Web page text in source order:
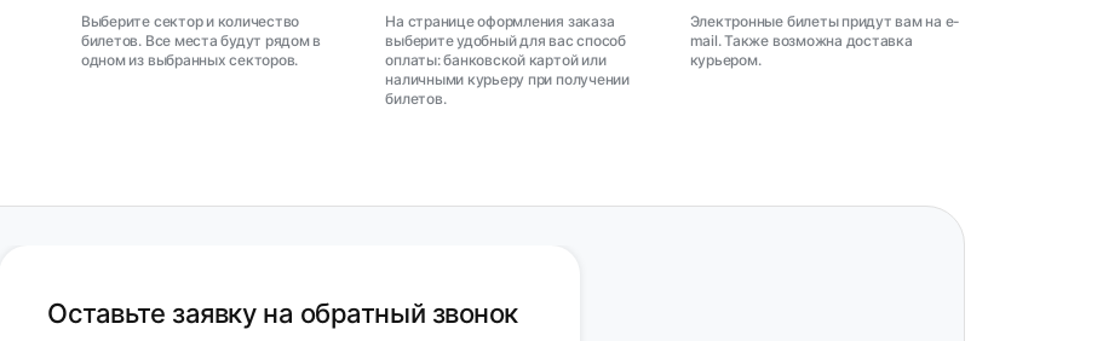
Выберите сектор и количество
билетов. Все места будут рядом в
одном из выбранных секторов.
На странице оформления заказа
выберите удобный для вас способ
оплаты: банковской картой или
наличными курьеру при получении
билетов.
Электронные билеты придут вам на e-
mail. Также возможна доставка
курьером.
Оставьте заявку на обратный звонок